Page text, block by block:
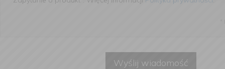
Wyślij wiadomość